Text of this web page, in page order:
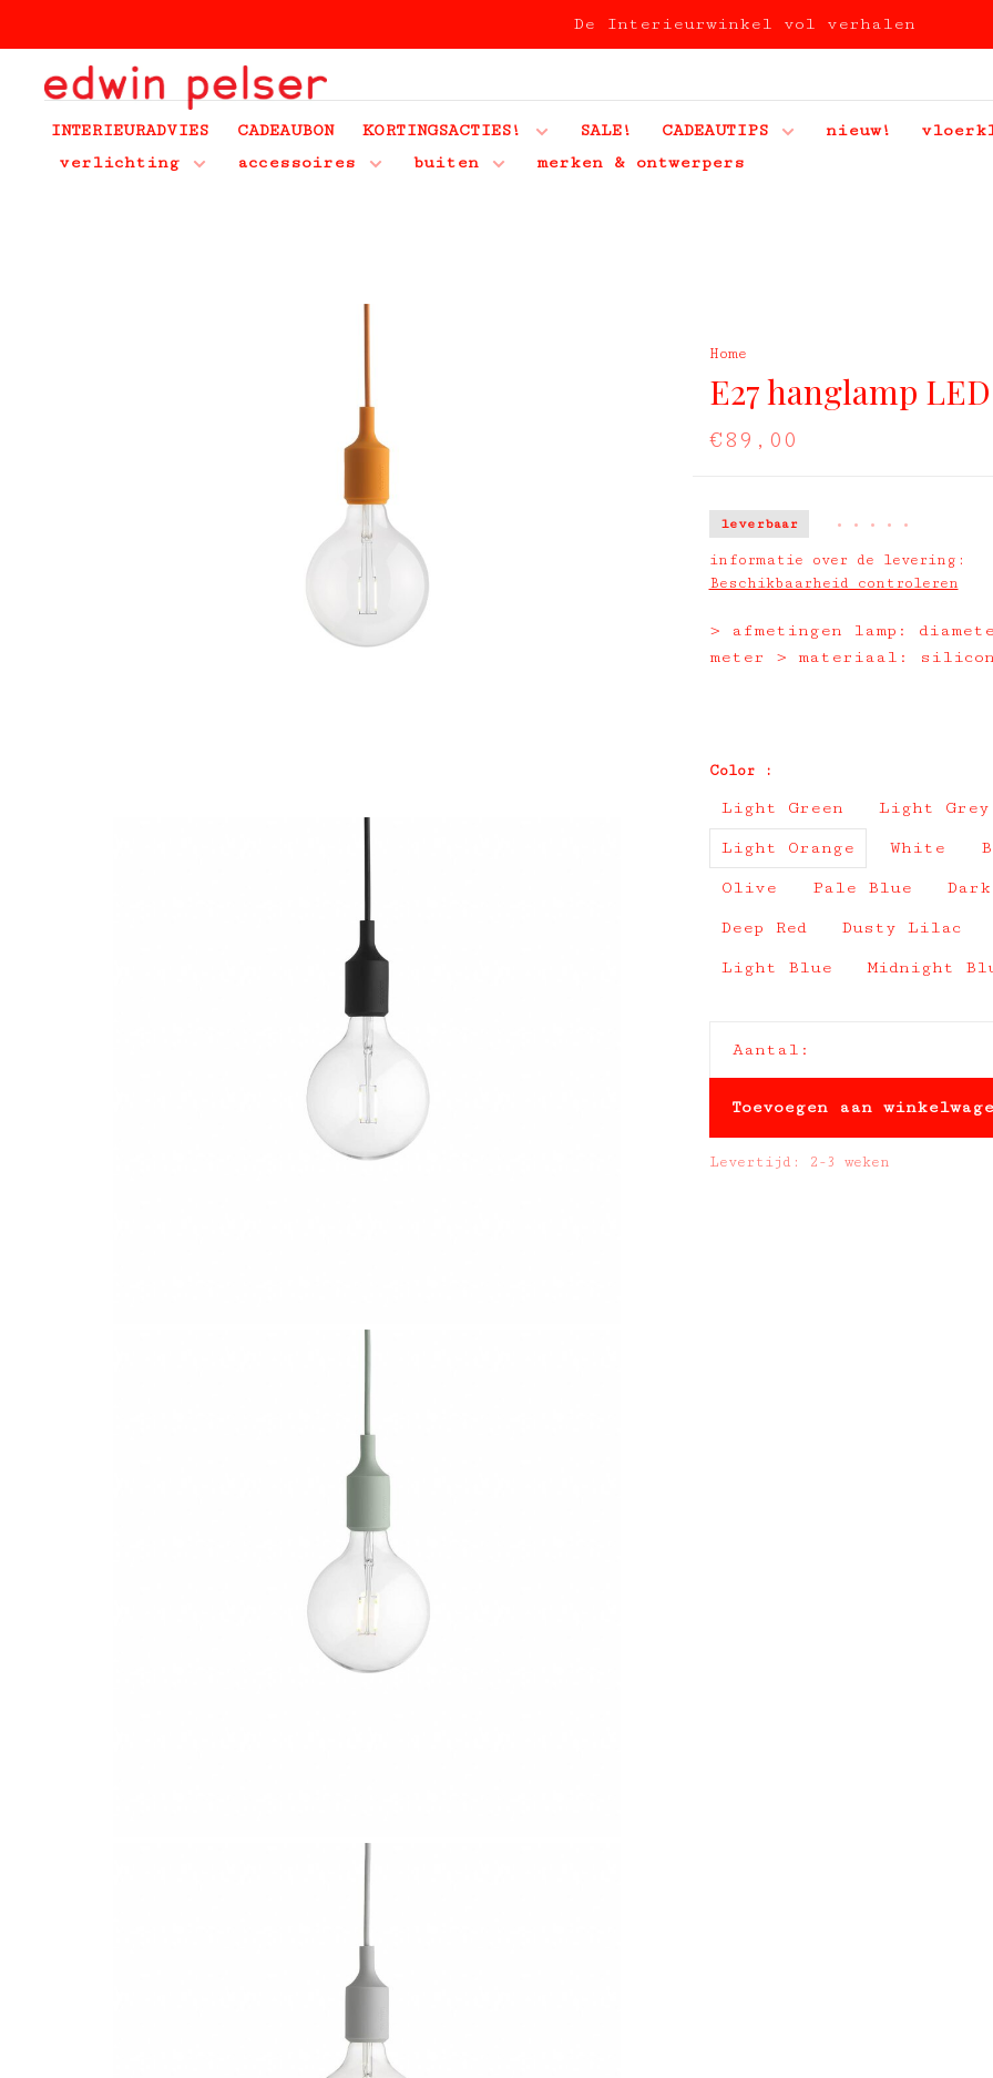
De Interieurwinkel vol verhalen
INTERIEURADVIES CADEAUBON KORTINGSACTIES! SALE! CADEAUTIPS nieuw!
verlichting
accessoires buiten merken & ontwerpers
Home
E27 hanglamp LED
€89,00
leverbaar • • • • •
informatie over de levering:
Beschikbaarheid controleren
> afmetingen lamp:
meter > materiaal:
Color :
Light Green Light Grey
Light Orange White
Olive Pale Blue
Deep Red Dusty Lilac
Light Blue Midnight
Aantal:
Toevoegen aan
Levertijd: 2-3 weken